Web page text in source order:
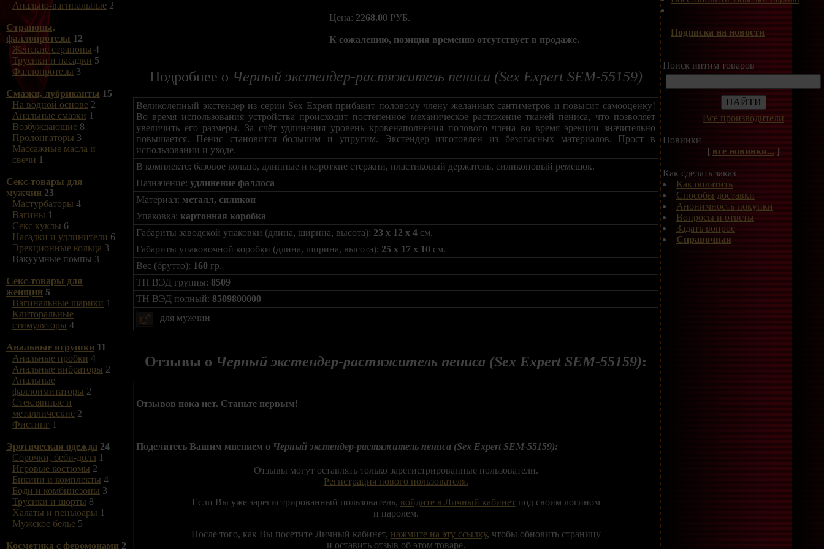
Анально-вагинальные 2
Страпоны,
фаллопротезы 12
Женские страпоны 4
Трусики и насадки 5
Фаллопротезы 3
Смазки, лубриканты 15
На водной основе 2
Анальные смазки 1
Возбуждающие 8
Пролонгаторы 3
Массажные масла и
свечи 1
Секс-товары для
мужчин 23
Мастурбаторы 4
Вагины 1
Секс куклы 6
Насадки и удлинители 6
Эрекционные кольца 3
Вакуумные помпы 3
Секс-товары для
женщин 5
Вагинальные шарики 1
Клиторальные
стимуляторы 4
Анальные игрушки 11
Анальные пробки 4
Анальные вибраторы 2
Анальные
фаллоимитаторы 2
Стеклянные и
металлические 2
Фистинг 1
Эротическая одежда 24
Сорочки, беби-долл 1
Игровые костюмы 2
Бикини и комплекты 4
Боди и комбинезоны 3
Трусики и шорты 8
Халаты и пеньюары 1
Мужское белье 5
Косметика с феромонами 2
Цена: 2268.00 РУБ.
К сожалению, позиция временно отсутствует в продаже.
Подробнее о Черный экстендер-растяжитель пениса (Sex Expert SEM-55159)
Великолепный экстендер из серии Sex Expert прибавит половому члену желанных сантиметров и повысит самооценку!
Во время использования устройства происходит постепенное механическое растяжение тканей пениса, что позволяет
увеличить его размеры. За счёт удлинения уровень кровенаполнения полового члена во время эрекции значительно
повышается. Пенис становится большим и упругим. Экстендер изготовлен из безопасных материалов. Прост в
использовании и уходе.
В комплекте: базовое кольцо, длинные и короткие стержни, пластиковый держатель, силиконовый ремешок.
Назначение: удлинение фаллоса
Материал: металл, силикон
Упаковка: картонная коробка
Габариты заводской упаковки (длина, ширина, высота): 23 x 12 x 4 см.
Габариты упаковочной коробки (длина, ширина, высота): 25 x 17 x 10 см.
Вес (брутто): 160 гр.
ТН ВЭД группы: 8509
ТН ВЭД полный: 8509800000
для мужчин
Отзывы о Черный экстендер-растяжитель пениса (Sex Expert SEM-55159):
Отзывов пока нет. Станьте первым!
Поделитесь Вашим мнением о Черный экстендер-растяжитель пениса (Sex Expert SEM-55159):
Отзывы могут оставлять только зарегистрированные пользователи.
Регистрация нового пользователя.
Если Вы уже зарегистрированный пользователь, войдите в Личный кабинетпод своим логином
и паролем.
После того, как Вы посетите Личный кабинет, нажмите на эту ссылку, чтобы обновить страницу
и оставить отзыв об этом товаре.
Подписка на новости
Поиск интим товаров
Все производители
Новинки
[ все новинки... ]
Как сделать заказ
Как оплатить
Способы доставки
Анонимность покупки
Вопросы и ответы
Задать вопрос
Справочная